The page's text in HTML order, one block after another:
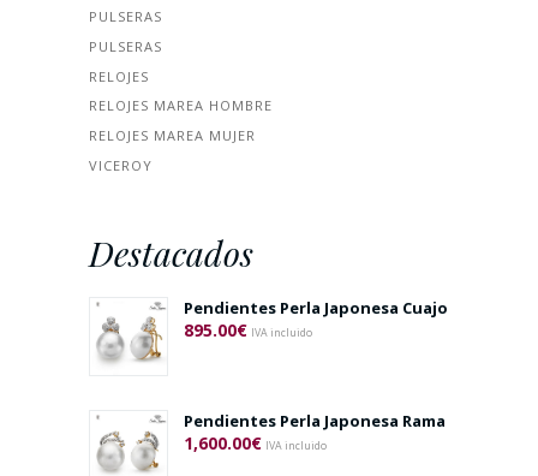
PULSERAS
PULSERAS
RELOJES
RELOJES MAREA HOMBRE
RELOJES MAREA MUJER
VICEROY
Destacados
Pendientes Perla Japonesa Cuajo
895.00€ IVA incluido
Pendientes Perla Japonesa Rama
1,600.00€ IVA incluido